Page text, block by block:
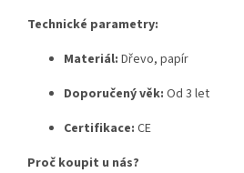
Technické parametry:
Materiál: Dřevo, papír
Doporučený věk: Od 3 let
Certifikace: CE
Proč koupit u nás?